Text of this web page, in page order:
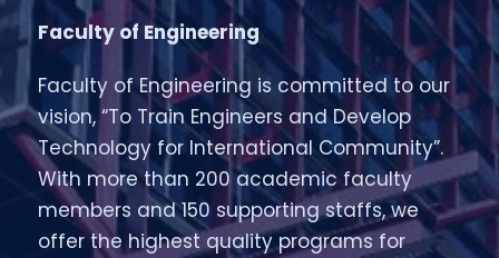
Faculty of Engineering
Faculty of Engineering is committed to our
vision, “To Train Engineers and Develop
Technology for International Community”.
With more than 200 academic faculty
members and 150 supporting staffs, we
offer the highest quality programs for